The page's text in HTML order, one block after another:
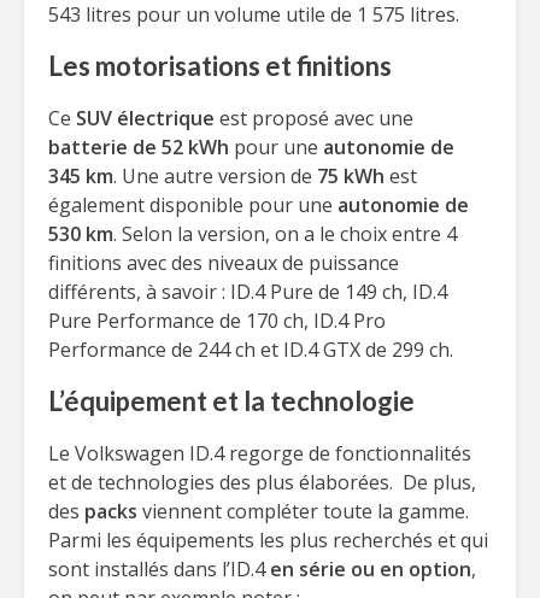
543 litres pour un volume utile de 1 575 litres.
Les motorisations et finitions
Ce SUV électrique est proposé avec une
batterie de 52 kWh pour une autonomie de
345 km. Une autre version de 75 kWh est
également disponible pour une autonomie de
530 km. Selon la version, on a le choix entre 4
finitions avec des niveaux de puissance
différents, à savoir : ID.4 Pure de 149 ch, ID.4
Pure Performance de 170 ch, ID.4 Pro
Performance de 244 ch et ID.4 GTX de 299 ch.
L’équipement et la technologie
Le Volkswagen ID.4 regorge de fonctionnalités
et de technologies des plus élaborées. De plus,
des packs viennent compléter toute la gamme.
Parmi les équipements les plus recherchés et qui
sont installés dans l’ID.4en série ou en option,